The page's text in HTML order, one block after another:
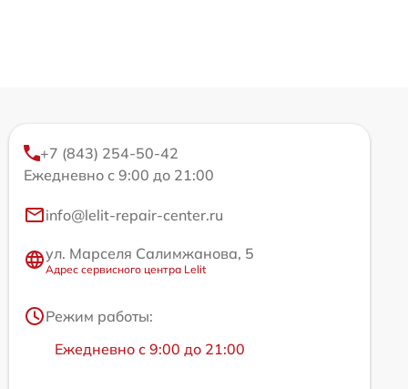
+7 (843) 254-50-42
Ежедневно с 9:00 до 21:00
info@lelit-repair-center.ru
ул. Марселя Салимжанова, 5
Адрес сервисного центра Lelit
Режим работы:
Ежедневно с 9:00 до 21:00